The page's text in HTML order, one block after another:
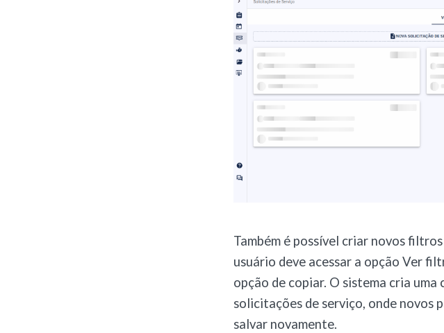
Também é possível criar novos
usuário deve acessar a opção Ver
opção de copiar. O sistema cria
solicitações de serviço, onde novos
salvar novamente.